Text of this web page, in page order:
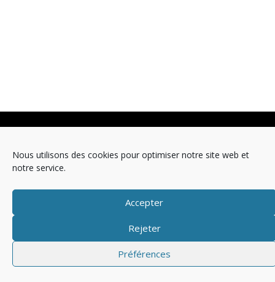
Nous utilisons des cookies pour optimiser notre site web et
notre service.
Accepter
Rejeter
Préférences
Mentions légales Politique de cookies (EU)